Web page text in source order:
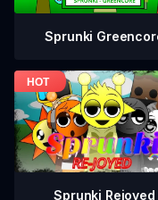
Sprunki
Sprunki Rejoyed